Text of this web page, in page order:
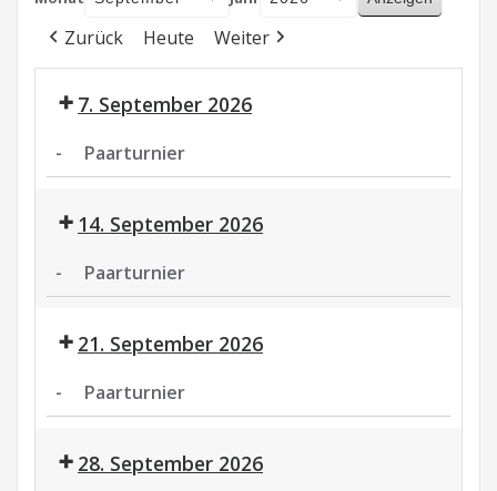
Zurück Heute Weiter
7. September 2026
- Paarturnier
14. September 2026
- Paarturnier
21. September 2026
- Paarturnier
28. September 2026